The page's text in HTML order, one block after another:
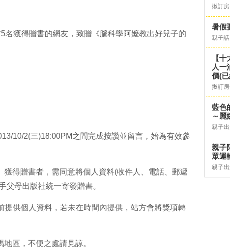
名獲得贈書的網友，致贈《腦科學阿嬤教出好兒子的
10/2(三)18:00PM之間完成按讚並留言，始為有效參
獲得贈書者，需同意將個人資料(收件人、電話、郵遞
父母出版社統一寄發贈書。
提供個人資料，若未在時間內提供，站方會將獎項轉
區，不便之處請見諒。
揪訂房
暑假
親子
【
人一
價(
揪訂房
藍色
～麗
親子
親子
眾運
親子